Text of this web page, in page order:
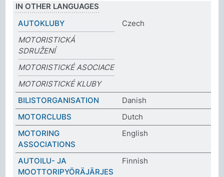
IN OTHER LANGUAGES
AUTOKLUBY
Czech
MOTORISTICKÁ
SDRUŽENÍ
MOTORISTICKÉ ASOCIACE
MOTORISTICKÉ KLUBY
BILISTORGANISATION
Danish
MOTORCLUBS
Dutch
MOTORING
ASSOCIATIONS
English
AUTOILU- JA
MOOTTORIPYÖRÄJÄRJES
Finnish